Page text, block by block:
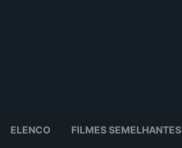
ELENCO FILMES SEMELHANTES